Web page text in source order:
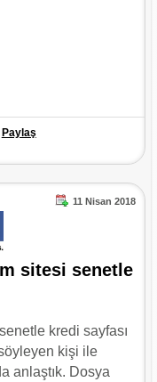
Paylaş
11 Nisan 2018
sitesi senetle
kredi sayfası
kişi ile
anlaştık. Dosya